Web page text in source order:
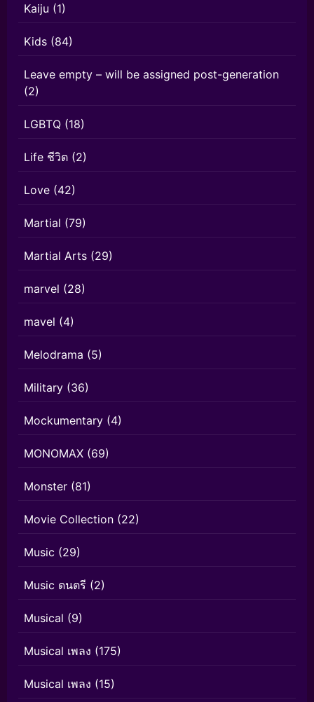
Kaiju (1)
Kids (84)
Leave empty – will be assigned post-generation
(2)
LGBTQ (18)
Life ชีวิต (2)
Love (42)
Martial (79)
Martial Arts (29)
marvel (28)
mavel (4)
Melodrama (5)
Military (36)
Mockumentary (4)
MONOMAX (69)
Monster (81)
Movie Collection (22)
Music (29)
Music ดนตรี (2)
Musical (9)
Musical เพลง (175)
Musical เพลง (15)